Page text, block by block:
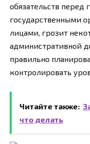
обязательств перед
государственными
лицами, грозит
административной
правильно
контролировать
Читайте также:
что делать